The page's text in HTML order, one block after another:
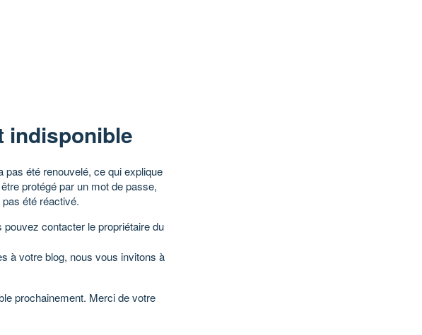
indisponible
pas été renouvelé, ce qui explique
protégé par un mot de passe,
pas été réactivé.
contacter le propriétaire du
à votre blog, nous vous invitons à
prochainement. Merci de votre